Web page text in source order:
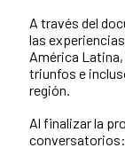
A través del
las
América
triunfos e
región.
Al finalizar la
conversatorios: